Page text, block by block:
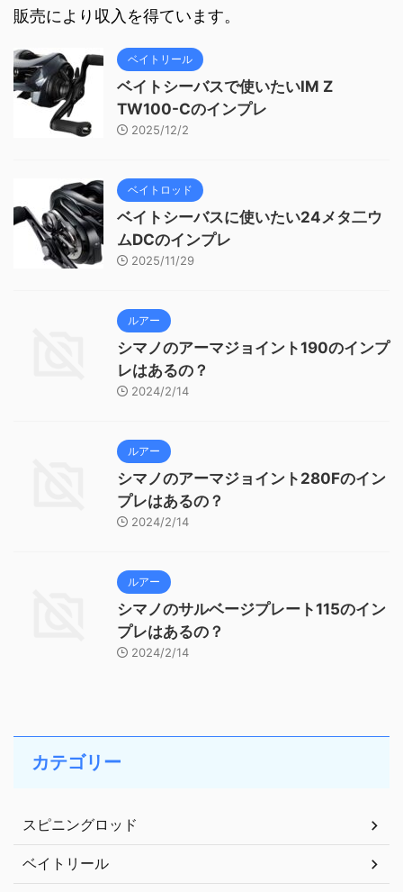
販売により収入を得ています。
ベイトリール
ベイトシーバスで使いたいIM Z
TW100-Cのインプレ
2025/12/2
ベイトロッド
ベイトシーバスに使いたい24メタ二ウ
ムDCのインプレ
2025/11/29
ルアー
シマノのアーマジョイント190のインプ
レはあるの？
2024/2/14
ルアー
シマノのアーマジョイント280Fのイン
プレはあるの？
2024/2/14
ルアー
シマノのサルベージプレート115のイン
プレはあるの？
2024/2/14
カテゴリー
スピニングロッド
ベイトリール